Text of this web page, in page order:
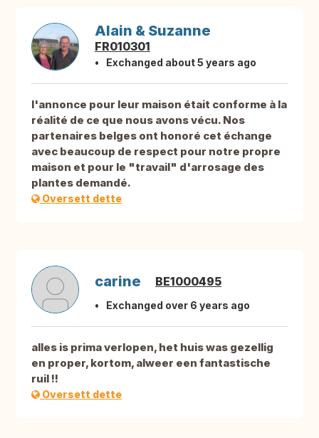
Alain & Suzanne
FR010301
Exchanged about 5 years ago
l'annonce pour leur maison était conforme à la
réalité de ce que nous avons vécu. Nos
partenaires belges ont honoré cet échange
avec beaucoup de respect pour notre propre
maison et pour le "travail" d'arrosage des
plantes demandé.
Oversett dette
carine BE1000495
Exchanged over 6 years ago
alles is prima verlopen, het huis was gezellig
en proper, kortom, alweer een fantastische
ruil !!
Oversett dette